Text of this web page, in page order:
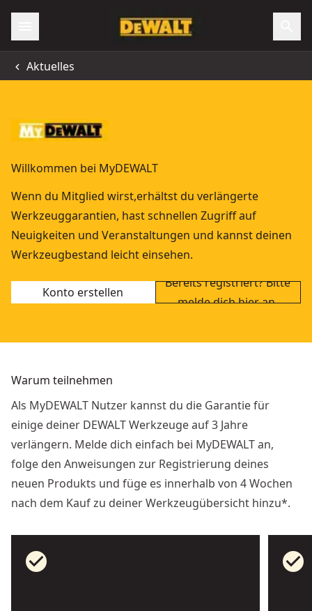
Aktuelles
Willkommen bei MyDEWALT
Wenn du Mitglied wirst,erhältst du verlängerte
Werkzeuggarantien, hast schnellen Zugriff auf
Neuigkeiten und Veranstaltungen und kannst deinen
Werkzeugbestand leicht einsehen.
Konto erstellen
Bereits registriert? Bitte
melde dich hier an.
Warum teilnehmen
Als MyDEWALT Nutzer kannst du die Garantie für
einige deiner DEWALT Werkzeuge auf 3 Jahre
verlängern. Melde dich einfach bei MyDEWALT an,
folge den Anweisungen zur Registrierung deines
neuen Produkts und füge es innerhalb von 4 Wochen
nach dem Kauf zu deiner Werkzeugübersicht hinzu*.
check_circle check_circle